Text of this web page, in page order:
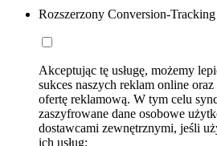
Rozszerzony Conversion-Tracking
Akceptując tę usługę, możemy
sukces naszych reklam online
ofertę reklamową. W tym celu
zaszyfrowane dane osobowe
dostawcami zewnętrznymi, jeśli
ich usług: